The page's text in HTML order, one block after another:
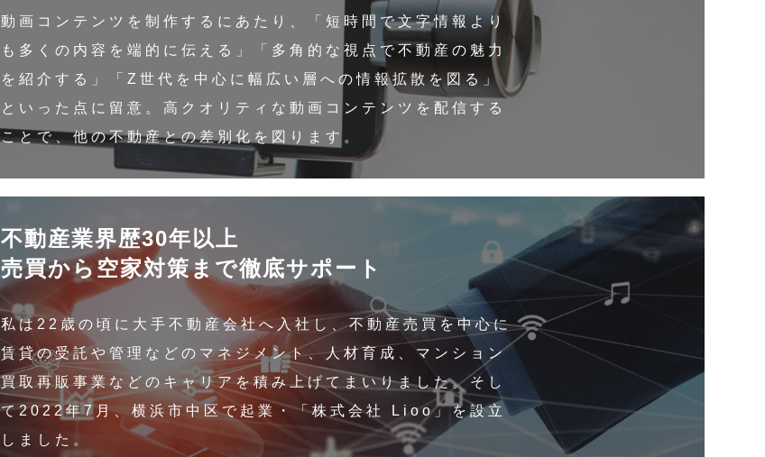
動画コンテンツを制作するにあたり、「短時間で文字情報より
も多くの内容を端的に伝える」「多角的な視点で不動産の魅力
を紹介する」「Z世代を中心に幅広い層への情報拡散を図る」
といった点に留意。高クオリティな動画コンテンツを配信する
ことで、他の不動産との差別化を図ります。
不動産業界歴30年以上
売買から空家対策まで徹底サポート
私は22歳の頃に大手不動産会社へ入社し、不動産売買を中心に
賃貸の受託や管理などのマネジメント、人材育成、マンション
買取再販事業などのキャリアを積み上げてまいりました。そし
て2022年7月、横浜市中区で起業・「株式会社 Lioo」を設立
しました。